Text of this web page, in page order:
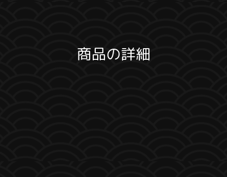
商品の詳細